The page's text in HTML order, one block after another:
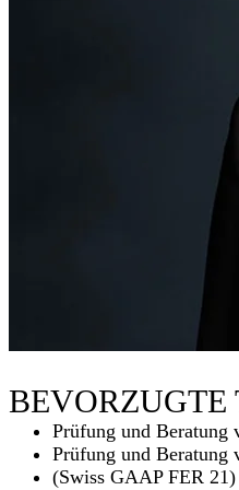
Prüfung und Beratung
Prüfung und Beratung
(Swiss GAAP FER 21)